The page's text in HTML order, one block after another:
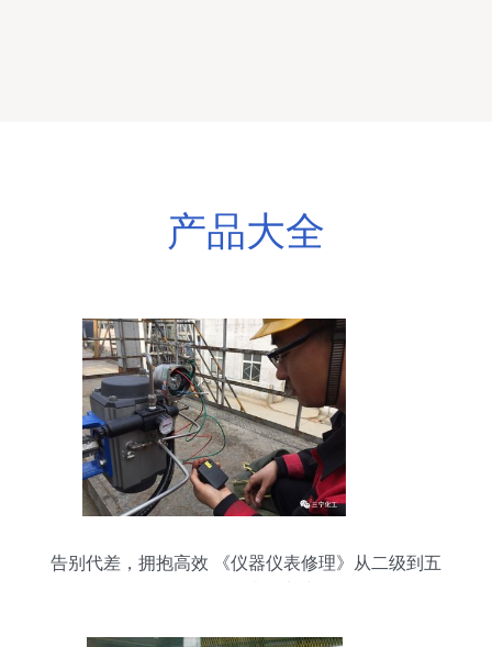
产品大全
告别代差，拥抱高效 《仪器仪表修理》从二级到五